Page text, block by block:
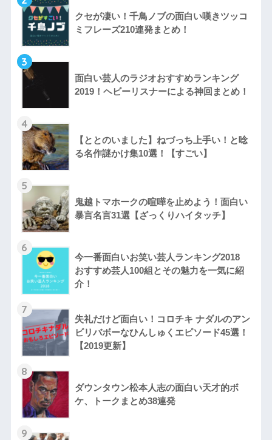
クセが凄い！千鳥ノブの面白い嘆きツッコ
ミフレーズ210連発まとめ！
3
面白い芸人のラジオおすすめランキング
2019！ヘビーリスナーによる神回まとめ！
4
【ととのいました】ねづっち上手い！と唸
る名作謎かけ集10選！【すごい】
5
鬼越トマホークの喧嘩を止めよう！面白い
暴言名言31選【ざっくりハイタッチ】
6
今一番面白いお笑い芸人ランキング2018
おすすめ芸人100組とその魅力を一気に紹
介！
7
失礼だけど面白い！コロチキ ナダルのアン
ビリバボーなひんしゅくエピソード45選！
【2019更新】
8
ダウンタウン松本人志の面白い天才的ボ
ケ、トークまとめ38連発
9